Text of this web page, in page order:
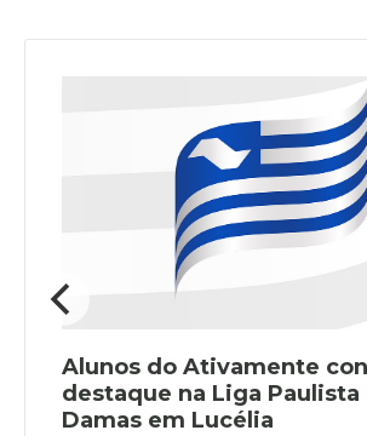
Alunos do Ativamente
destaque na Liga Paulista
Damas em Lucélia